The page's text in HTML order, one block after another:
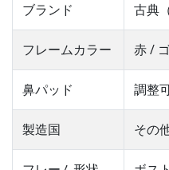
ブランド 古典
フレームカラー 赤 /
鼻パッド 調整
製造国 その